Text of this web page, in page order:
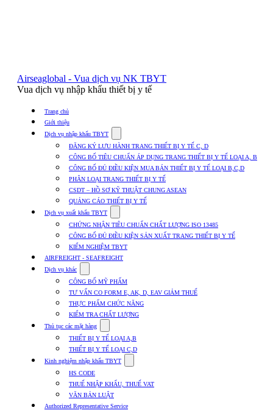
Airseaglobal - Vua dịch vụ NK TBYT
Vua dịch vụ nhập khẩu thiết bị y tế
Trang chủ
Giới thiệu
Dịch vụ nhập khẩu TBYT
submenu
for
Dịch
vụ
nhập
khẩu
TBYT
ĐĂNG KÝ LƯU HÀNH TRANG THIẾT BỊ Y TẾ C, D
CÔNG BỐ TIÊU CHUẨN ÁP DỤNG TRANG THIẾT BỊ Y TẾ LOẠI A, B
CÔNG BỐ ĐỦ ĐIỀU KIỆN MUA BÁN THIẾT BỊ Y TẾ LOẠI B,C,D
PHÂN LOẠI TRANG THIẾT BỊ Y TẾ
CSDT – HỒ SƠ KỸ THUẬT CHUNG ASEAN
QUẢNG CÁO THIẾT BỊ Y TẾ
Dịch vụ xuất khẩu TBYT
submenu
for
Dịch
vụ
xuất
TBYT
CHỨNG NHẬN TIÊU CHUẨN CHẤT LƯỢNG ISO 13485
CÔNG BỐ ĐỦ ĐIỀU KIỆN SẢN XUẤT TRANG THIẾT BỊ Y TẾ
KIỂM NGHIỆM TBYT
AIRFREIGHT - SEAFREIGHT
Dịch vụ khác
submenu
for
Dịch
vụ
khác
CÔNG BỐ MỸ PHẨM
TƯ VẤN CO FORM E, AK, D, EAV GIẢM THUẾ
THỰC PHẨM CHỨC NĂNG
KIỂM TRA CHẤT LƯỢNG
Thủ tục các mặt hàng
submenu
for
Thủ
tục
mặt
hàng
THIẾT BỊ Y TẾ LOẠI A,B
THIẾT BỊ Y TẾ LOẠI C,D
Kinh nghiệm nhập khẩu TBYT
submenu
Kinh
HS CODE
THUẾ NHẬP KHẨU, THUẾ VAT
VĂN BẢN LUẬT
Authorized Representative Service